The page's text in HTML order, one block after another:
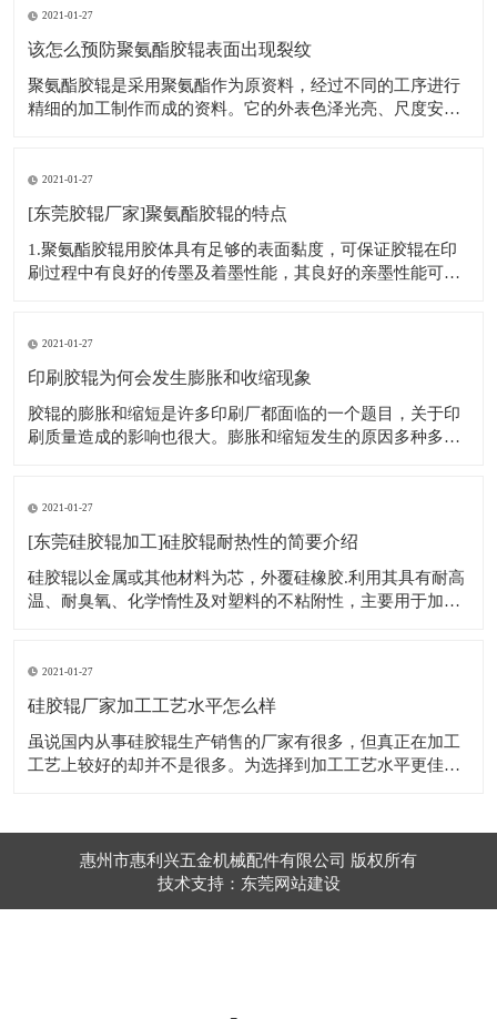
2021-01-27
该怎么预防聚氨酯胶辊表面出现裂纹
聚氨酯胶辊是采用聚氨酯作为原资料，经过不同的工序进行
精细的加工制作而成的资料。它的外表色泽光亮、尺度安
处，可用于汽油、火油、润滑油等的溶解剂；也可硬在纺
织、印染、钢铁、造纸等行业，用处非常广泛。它
2021-01-27
[东莞胶辊厂家]聚氨酯胶辊的特点
1.聚氨酯胶辊用胶体具有足够的表面黏度，可保证胶辊在印
刷过程中有良好的传墨及着墨性能，其良好的亲墨性能可保
温度和湿度条件下，不会有很大的变化。能够适应南方印刷
车间的高温高湿环境和北方严寒干
2021-01-27
印刷胶辊为何会发生膨胀和收缩现象
胶辊的膨胀和缩短是许多印刷厂都面临的一个题目，关于印
刷质量造成的影响也很大。膨胀和缩短发生的原因多种多
反应。一方面：油墨中的物质会溶入胶质中。另一方面：胶
质中的成分开释出到前言中。总的来说，
2021-01-27
[东莞硅胶辊加工]硅胶辊耐热性的简要介绍
硅胶辊以金属或其他材料为芯，外覆硅橡胶.利用其具有耐高
温、耐臭氧、化学惰性及对塑料的不粘附性，主要用于加工
选择性，对不同的气体的透气性不同。 2、卓越的耐高低温
性能，工作温度范围－100至35
2021-01-27
硅胶辊厂家加工工艺水平怎么样
虽说国内从事硅胶辊生产销售的厂家有很多，但真正在加工
工艺上较好的却并不是很多。为选择到加工工艺水平更佳的
辊厂家，才能保证硅胶辊在耐磨、耐高温及抗静电方面的性
能。选择更为优质的厂家，它在为客户
惠州市惠利兴五金机械配件有限公司 版权所有
技术支持：东莞网站建设